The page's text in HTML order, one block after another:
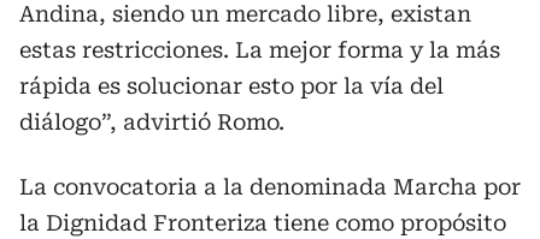
Andina, siendo un mercado libre, existan
estas restricciones. La mejor forma y la más
rápida es solucionar esto por la vía del
diálogo”, advirtió Romo.
La convocatoria a la denominada Marcha por
la Dignidad Fronteriza tiene como propósito